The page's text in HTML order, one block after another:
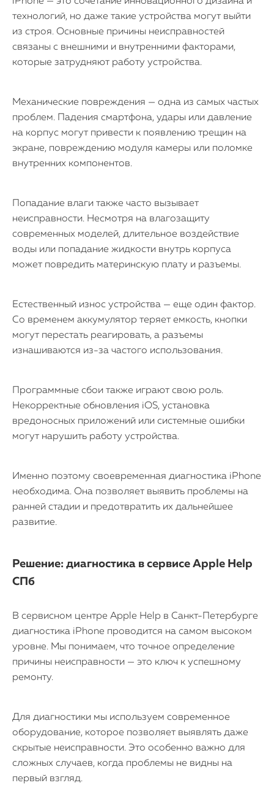
iPhone
MacBook
iPad
iMac
технологий, но даже такие устройства могут выйти
из строя. Основные причины неисправностей
связаны с внешними и внутренними факторами,
которые затрудняют работу устройства.
Механические повреждения — одна из самых частых
проблем. Падения смартфона, удары или давление
на корпус могут привести к появлению трещин на
экране, повреждению модуля камеры или поломке
внутренних компонентов.
Попадание влаги также часто вызывает
неисправности. Несмотря на влагозащиту
современных моделей, длительное воздействие
воды или попадание жидкости внутрь корпуса
может повредить материнскую плату и разъемы.
Естественный износ устройства — еще один фактор.
Со временем аккумулятор теряет емкость, кнопки
могут перестать реагировать, а разъемы
изнашиваются из-за частого использования.
Программные сбои также играют свою роль.
Некорректные обновления iOS, установка
вредоносных приложений или системные ошибки
могут нарушить работу устройства.
Именно поэтому своевременная диагностика iPhone
необходима. Она позволяет выявить проблемы на
ранней стадии и предотвратить их дальнейшее
развитие.
Решение: диагностика в сервисе Apple Help
СПб
В сервисном центре Apple Help в Санкт-Петербурге
диагностика iPhone проводится на самом высоком
уровне. Мы понимаем, что точное определение
причины неисправности — это ключ к успешному
ремонту.
Для диагностики мы используем современное
оборудование, которое позволяет выявлять даже
скрытые неисправности. Это особенно важно для
сложных случаев, когда проблемы не видны на
первый взгляд.